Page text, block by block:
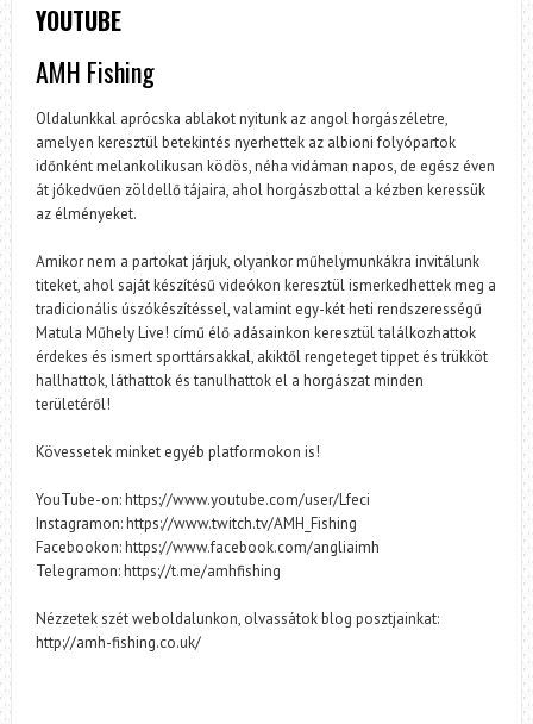
YOUTUBE
AMH Fishing
Oldalunkkal aprócska ablakot nyitunk az angol horgászéletre,
amelyen keresztül betekintés nyerhettek az albioni folyópartok
időnként melankolikusan ködös, néha vidáman napos, de egész éven
át jókedvűen zöldellő tájaira, ahol horgászbottal a kézben keressük
az élményeket.
Amikor nem a partokat járjuk, olyankor műhelymunkákra invitálunk
titeket, ahol saját készítésű videókon keresztül ismerkedhettek meg a
tradicionális úszókészítéssel, valamint egy-két heti rendszerességű
Matula Műhely Live! című élő adásainkon keresztül találkozhattok
érdekes és ismert sporttársakkal, akiktől rengeteget tippet és trükköt
hallhattok, láthattok és tanulhattok el a horgászat minden
területéről!
Kövessetek minket egyéb platformokon is!
YouTube-on: https://www.youtube.com/user/Lfeci
Instagramon: https://www.twitch.tv/AMH_Fishing
Facebookon: https://www.facebook.com/angliaimh
Telegramon: https://t.me/amhfishing
Nézzetek szét weboldalunkon, olvassátok blog posztjainkat:
http://amh-fishing.co.uk/